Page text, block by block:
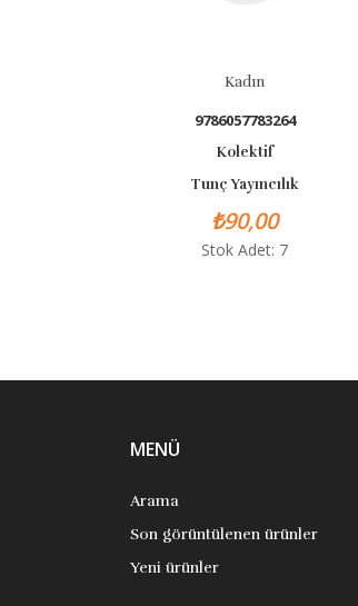
Kadın
9786057783264
Kolektif
Tunç Yayıncılık
₺90,00
Stok Adet: 7
MENÜ
Arama
Son görüntülenen ürünler
Yeni ürünler